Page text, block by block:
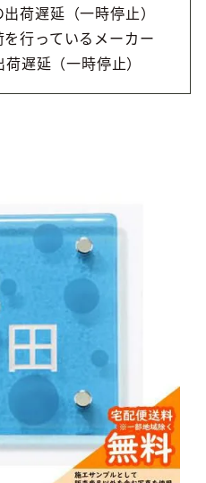
荷遅延（一時停止）
行っているメーカー
遅延（一時停止）